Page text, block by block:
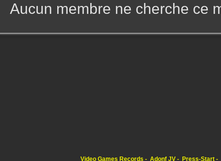
Aucun membre ne cherche ce
Video Games Records Adonf JV Press-Start